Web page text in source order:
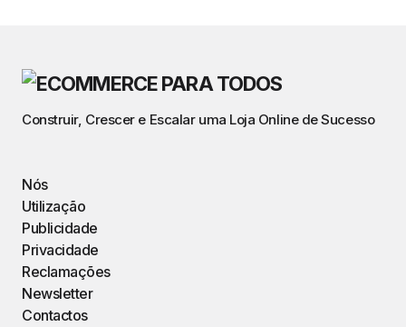
Construir, Crescer e Escalar uma Loja Online de Sucesso
Nós
Utilização
Publicidade
Privacidade
Reclamações
Newsletter
Contactos